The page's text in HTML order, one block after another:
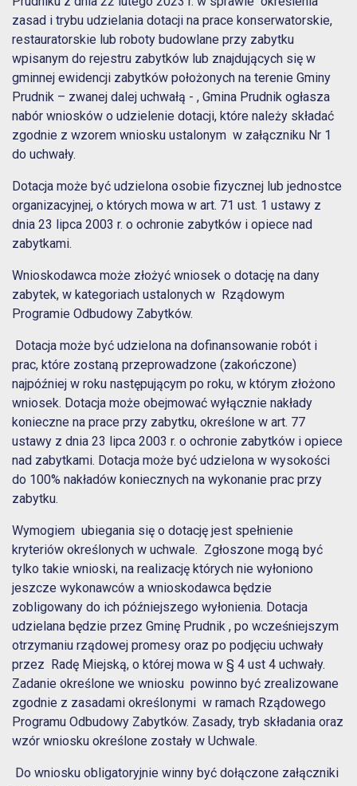
zasad i trybu udzielania dotacji na prace konserwatorskie,
restauratorskie lub roboty budowlane przy zabytku
wpisanym do rejestru zabytków lub znajdujących się w
gminnej ewidencji zabytków położonych na terenie Gminy
Prudnik – zwanej dalej uchwałą - , Gmina Prudnik ogłasza
nabór wniosków o udzielenie dotacji, które należy składać
zgodnie z wzorem wniosku ustalonym w załączniku Nr 1
do uchwały.
Dotacja może być udzielona osobie fizycznej lub jednostce
organizacyjnej, o których mowa w art. 71 ust. 1 ustawy z
dnia 23 lipca 2003 r. o ochronie zabytków i opiece nad
zabytkami.
Wnioskodawca może złożyć wniosek o dotację na dany
zabytek, w kategoriach ustalonych w Rządowym
Programie Odbudowy Zabytków.
Dotacja może być udzielona na dofinansowanie robót i
prac, które zostaną przeprowadzone (zakończone)
najpóźniej w roku następującym po roku, w którym złożono
wniosek. Dotacja może obejmować wyłącznie nakłady
konieczne na prace przy zabytku, określone w art. 77
ustawy z dnia 23 lipca 2003 r. o ochronie zabytków i opiece
nad zabytkami. Dotacja może być udzielona w wysokości
do 100% nakładów koniecznych na wykonanie prac przy
zabytku.
Wymogiem ubiegania się o dotację jest spełnienie
kryteriów określonych w uchwale. Zgłoszone mogą być
tylko takie wnioski, na realizację których nie wyłoniono
jeszcze wykonawców a wnioskodawca będzie
zobligowany do ich późniejszego wyłonienia. Dotacja
udzielana będzie przez Gminę Prudnik , po wcześniejszym
otrzymaniu rządowej promesy oraz po podjęciu uchwały
przez Radę Miejską, o której mowa w § 4 ust 4 uchwały.
Zadanie określone we wniosku powinno być zrealizowane
zgodnie z zasadami określonymi w ramach Rządowego
Programu Odbudowy Zabytków. Zasady, tryb składania oraz
wzór wniosku określone zostały w Uchwale.
Do wniosku obligatoryjnie winny być dołączone załączniki